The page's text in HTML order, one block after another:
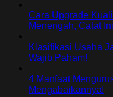
Cara Upgrade
Menengah, Catat
Klasifikasi Usaha
Wajib Paham!
4 Manfaat
Mengabaikannya!